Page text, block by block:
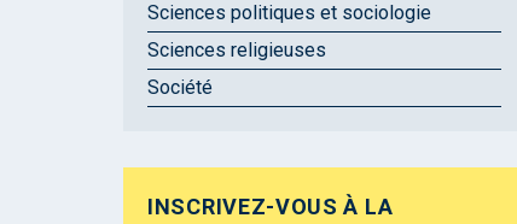
Sciences politiques et sociologie
Sciences religieuses
Société
INSCRIVEZ-VOUS À LA